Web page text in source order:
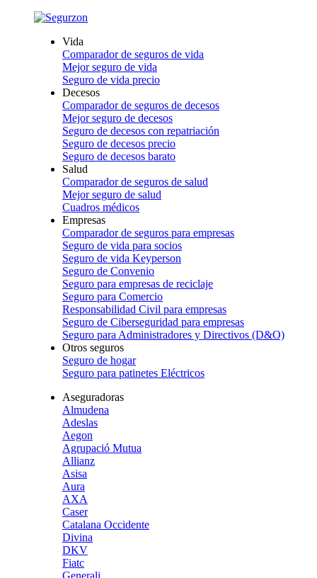
Vida
Comparador de seguros de vida
Mejor seguro de vida
Seguro de vida precio
Decesos
Comparador de seguros de decesos
Mejor seguro de decesos
Seguro de decesos con repatriación
Seguro de decesos precio
Seguro de decesos barato
Salud
Comparador de seguros de salud
Mejor seguro de salud
Cuadros médicos
Empresas
Comparador de seguros para empresas
Seguro de vida para socios
Seguro de vida Keyperson
Seguro de Convenio
Seguro para empresas de reciclaje
Seguro para Comercio
Responsabilidad Civil para empresas
Seguro de Ciberseguridad para empresas
Seguro para Administradores y Directivos (D&O)
Otros seguros
Seguro de hogar
Seguro para patinetes Eléctricos
Aseguradoras
Almudena
Adeslas
Aegon
Agrupació Mutua
Allianz
Asisa
Aura
AXA
Caser
Catalana Occidente
Divina
DKV
Fiatc
Generali